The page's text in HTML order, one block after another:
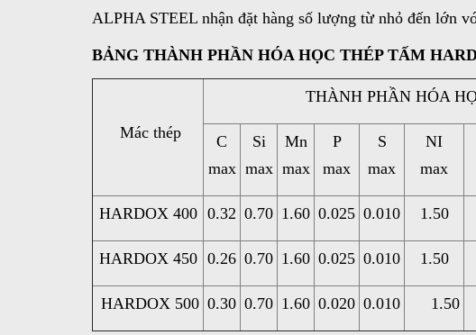
ALPHA STEEL nhận đặt hàng số lượng từ nhỏ đến lớn
BẢNG THÀNH PHẦN HÓA HỌC THÉP TẤM
Mác thép
THÀNH PHẦN HÓA
C
max
Si
max
Mn
max
P
max
S
max
NI
max
HARDOX 400 0.32 0.70 1.60 0.025 0.010 1.50
HARDOX 450 0.26 0.70 1.60 0.025 0.010 1.50
HARDOX 500 0.30 0.70 1.60 0.020 0.010 1.50